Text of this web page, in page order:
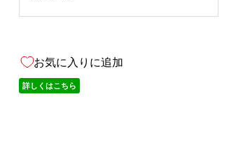
お気に入りに追加
詳しくはこちら